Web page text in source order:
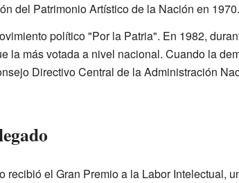
del Patrimonio Artístico de la Nación en 1970.
político "Por la Patria". En 1982,
la más votada a nivel nacional. Cuando la
Directivo Central de la Administración
recibió el Gran Premio a la Labor Intelectual,